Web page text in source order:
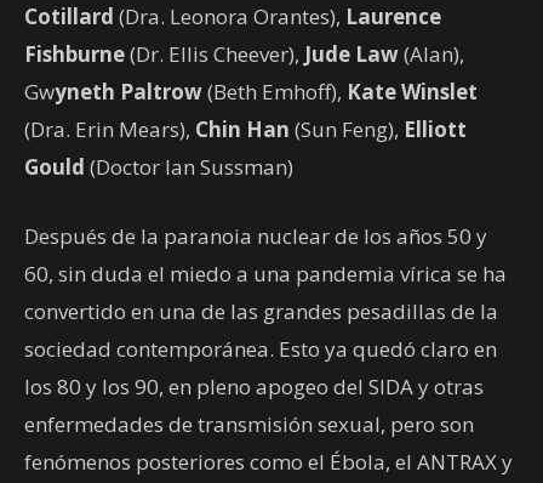
Cotillard (Dra. Leonora Orantes), Laurence
Fishburne(Dr. Ellis Cheever), Jude Law(Alan),
Gwyneth Paltrow(Beth Emhoff), Kate Winslet
(Dra. Erin Mears), Chin Han (Sun Feng), Elliott
Gould (Doctor Ian Sussman)
Después de la paranoia nuclear de los años 50 y
60, sin duda el miedo a una pandemia vírica se ha
convertido en una de las grandes pesadillas de la
sociedad contemporánea. Esto ya quedó claro en
los 80 y los 90, en pleno apogeo del SIDA y otras
enfermedades de transmisión sexual, pero son
fenómenos posteriores como el Ébola, el ANTRAX y